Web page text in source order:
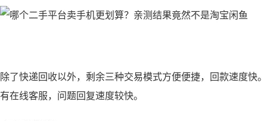
除了快递回收以外，剩余三种交易模式方便便捷，回款速度快。
有在线客服，问题回复速度较快。